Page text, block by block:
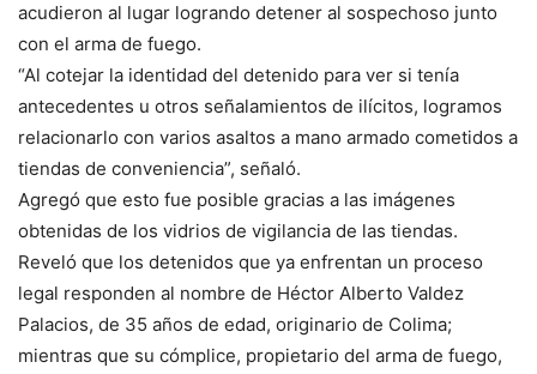
acudieron al lugar logrando detener al sospechoso junto
con el arma de fuego.
“Al cotejar la identidad del detenido para ver si tenía
antecedentes u otros señalamientos de ilícitos, logramos
relacionarlo con varios asaltos a mano armado cometidos a
tiendas de conveniencia”, señaló.
Agregó que esto fue posible gracias a las imágenes
obtenidas de los vidrios de vigilancia de las tiendas.
Reveló que los detenidos que ya enfrentan un proceso
legal responden al nombre de Héctor Alberto Valdez
Palacios, de 35 años de edad, originario de Colima;
mientras que su cómplice, propietario del arma de fuego,